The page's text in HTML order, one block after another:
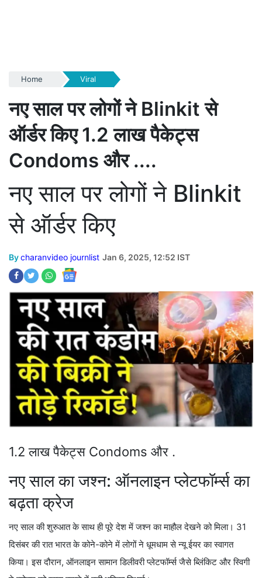
Home Viral
नए साल पर लोगों ने Blinkit से
ऑर्डर किए 1.2 लाख पैकेट्स
Condoms और ....
नए साल पर लोगों ने Blinkit
से ऑर्डर किए
Bycharanvideo journlist Jan 6, 2025, 12:52 IST
1.2 लाख पैकेट्स Condoms और .
नए साल का जश्न: ऑनलाइन प्लेटफॉर्म्स का
बढ़ता क्रेज
नए साल की शुरुआत के साथ ही पूरे देश में जश्न का माहौल देखने को मिला। 31
दिसंबर की रात भारत के कोने-कोने में लोगों ने धूमधाम से न्यू ईयर का स्वागत
किया। इस दौरान, ऑनलाइन सामान डिलीवरी प्लेटफॉर्म्स जैसे ब्लिंकिट और स्विगी